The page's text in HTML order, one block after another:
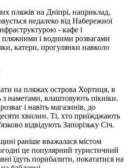
пляжів на Дніпрі, наприклад,
недалеко від Набережної
- кафе і
і водними розвагами
катери, прогулянки навколо
на пляжах острова Хортиця, в
наметами, влаштовують пікніки.
і навіть магазинів, до
хвилин. Ті, хто приїжджають
відвідують Запорізьку Січ.
раніше вважалася містом
це популярний туристичний
їдуть порибалити, покататися на